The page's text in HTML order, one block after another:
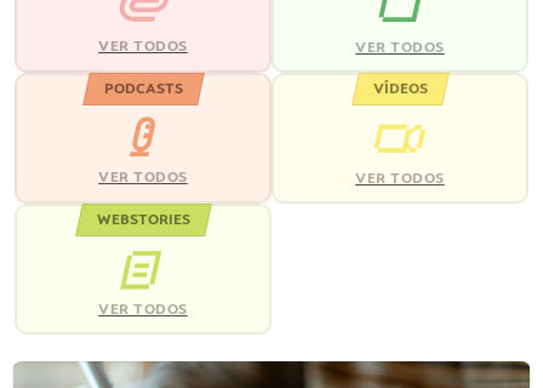
VER TODOS VER TODOS
PODCASTS
VER TODOS
VÍDEOS
VER TODOS
WEBSTORIES
VER TODOS